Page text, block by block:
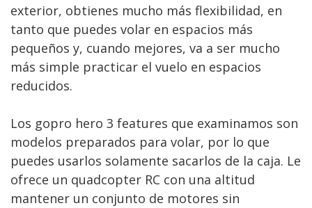
exterior, obtienes mucho más flexibilidad, en
tanto que puedes volar en espacios más
pequeños y, cuando mejores, va a ser mucho
más simple practicar el vuelo en espacios
reducidos.
Los gopro hero 3 features que examinamos son
modelos preparados para volar, por lo que
puedes usarlos solamente sacarlos de la caja. Le
ofrece un quadcopter RC con una altitud
mantener un conjunto de motores sin